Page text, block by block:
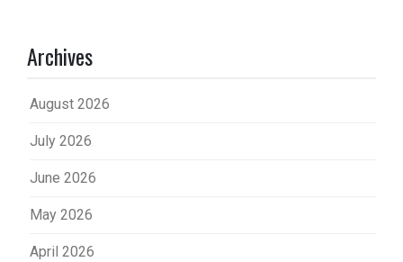
Archives
August 2026
July 2026
June 2026
May 2026
April 2026